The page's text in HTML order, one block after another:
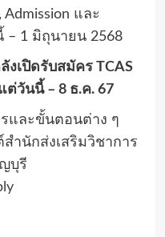
และ
– 1 มิถุนายน 2568
เปิดรับสมัคร TCAS
ต่วันนี้ – 8 ธ.ค. 67
และขั้นตอนต่าง ๆ
ำนักส่งเสริมวิชาการ
บุรี